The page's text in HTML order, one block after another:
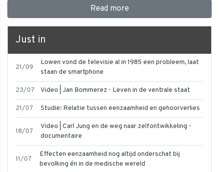
Read more
Just in
21/09
Lowen vond de televisie al in 1985 een probleem, laat
staan de smartphone
23/07 Video | Jan Bommerez - Leven in de ventrale staat
21/07 Studie: Relatie tussen eenzaamheid en gehoorverlies
18/07
Video | Carl Jung en de weg naar zelfontwikkeling -
documentaire
11/07
Effecten eenzaamheid nog altijd onderschat bij
bevolking én in de medische wereld